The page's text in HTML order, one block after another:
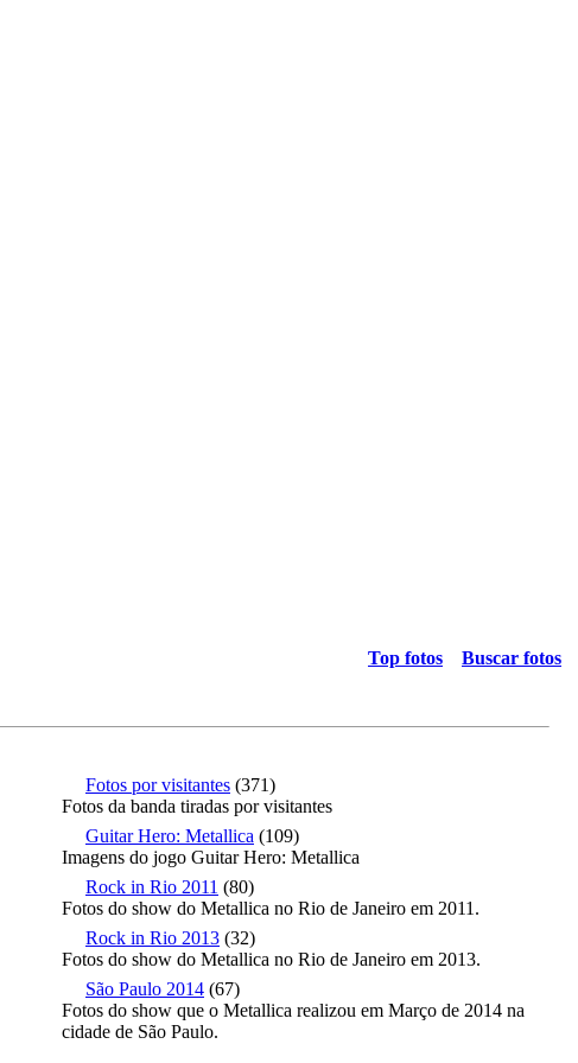
Top fotos Buscar fotos
Fotos por visitantes (371)
Fotos da banda tiradas por visitantes
Guitar Hero: Metallica (109)
Imagens do jogo Guitar Hero: Metallica
Rock in Rio 2011 (80)
Fotos do show do Metallica no Rio de Janeiro em 2011.
Rock in Rio 2013 (32)
Fotos do show do Metallica no Rio de Janeiro em 2013.
São Paulo 2014 (67)
Fotos do show que o Metallica realizou em Março de 2014 na
cidade de São Paulo.